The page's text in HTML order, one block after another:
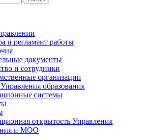
и регламент работы
документы
и сотрудники
организации
образования
системы
открытость Управления
и МОО